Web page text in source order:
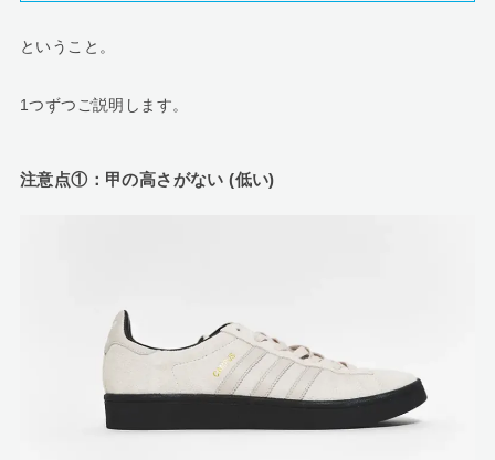
ということ。
1つずつご説明します。
注意点①：甲の高さがない (低い)